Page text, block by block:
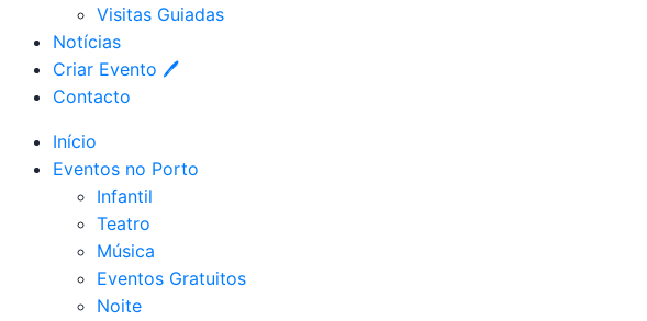
Visitas Guiadas
Notícias
Criar Evento 🖊
Contacto
Início
Eventos no Porto
Infantil
Teatro
Música
Eventos Gratuitos
Noite